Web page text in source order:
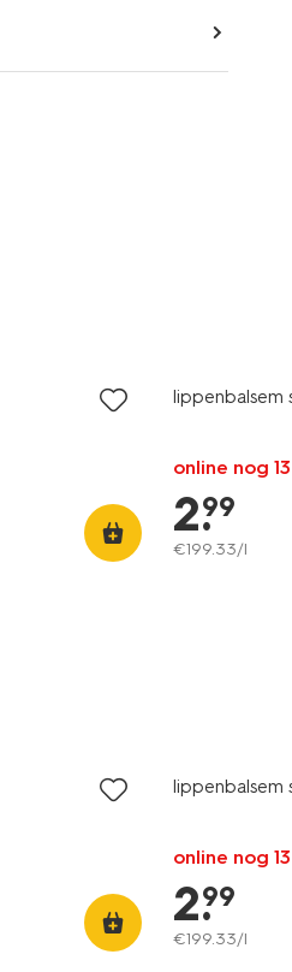
lippenbalsem
online nog
2.
99
€199.33/l
lippenbalsem
online nog
2.
99
€199.33/l